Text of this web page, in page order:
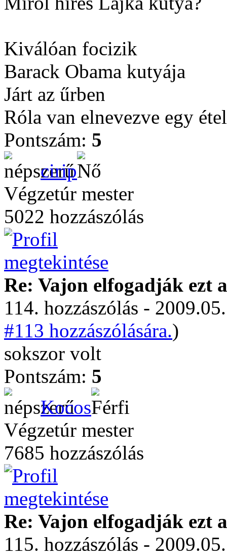
Kiválóan focizik
Barack Obama kutyája
Járt az űrben
Róla van elnevezve egy étel
Pontszám: 5
cirip
Végzetúr mester
5022 hozzászólás
Re: Vajon elfogadják ezt
114. hozzászólás -
#113 hozzászólására.)
sokszor volt
Pontszám: 5
Kocos
Végzetúr mester
7685 hozzászólás
Re: Vajon elfogadják ezt
115. hozzászólás -